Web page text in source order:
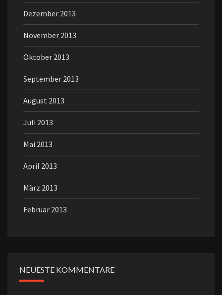
Dezember 2013
November 2013
Oktober 2013
September 2013
August 2013
Juli 2013
Mai 2013
April 2013
März 2013
Februar 2013
NEUESTE KOMMENTARE